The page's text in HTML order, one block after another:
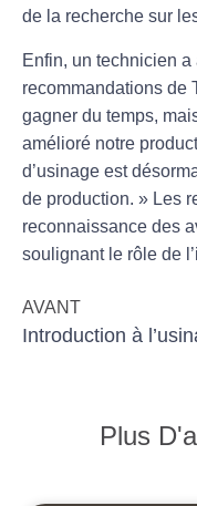
de la recherche sur
Enfin, un technicien a
recommandations de
gagner du temps,
amélioré notre
d’usinage est
de production. » Les
reconnaissance des
soulignant le rôle de l’
AVANT
Plus